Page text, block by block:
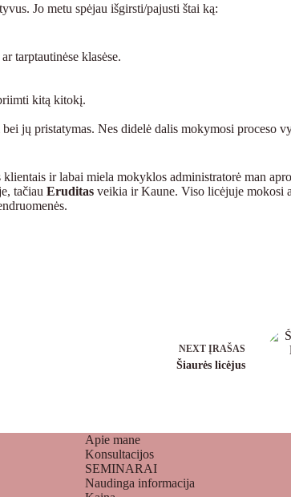
Jo metu spėjau išgirsti/pajusti štai ką:
tarptautinėse klasėse.
kitą kitokį.
jų pristatymas. Nes didelė dalis mokymosi proceso
ir labai miela mokyklos administratorė man
tačiau Eruditas veikia ir Kaune. Viso licėjuje mokosi
NEXT ĮRAŠAS
Šiaurės licėjus
Apie mane
Konsultacijos
SEMINARAI
Naudinga informacija